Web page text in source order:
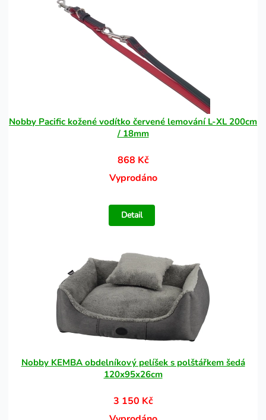
Nobby Pacific kožené vodítko červené lemování L-XL 200cm
/ 18mm
868 Kč
Vyprodáno
Detail
Nobby KEMBA obdelníkový pelíšek s polštářkem šedá
120x95x26cm
3 150 Kč